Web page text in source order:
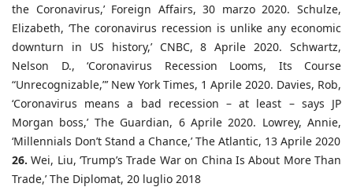
the Coronavirus,’ Foreign Affairs, 30 marzo 2020. Schulze,
Elizabeth, ‘The coronavirus recession is unlike any economic
downturn in US history,’ CNBC, 8 Aprile 2020. Schwartz,
Nelson D., ‘Coronavirus Recession Looms, Its Course
“Unrecognizable,”’ New York Times, 1 Aprile 2020. Davies, Rob,
‘Coronavirus means a bad recession – at least – says JP
Morgan boss,’ The Guardian, 6 Aprile 2020. Lowrey, Annie,
‘Millennials Don’t Stand a Chance,’ The Atlantic, 13 Aprile 2020
26. Wei, Liu, ‘Trump’s Trade War on China Is About More Than
Trade,’ The Diplomat, 20 luglio 2018